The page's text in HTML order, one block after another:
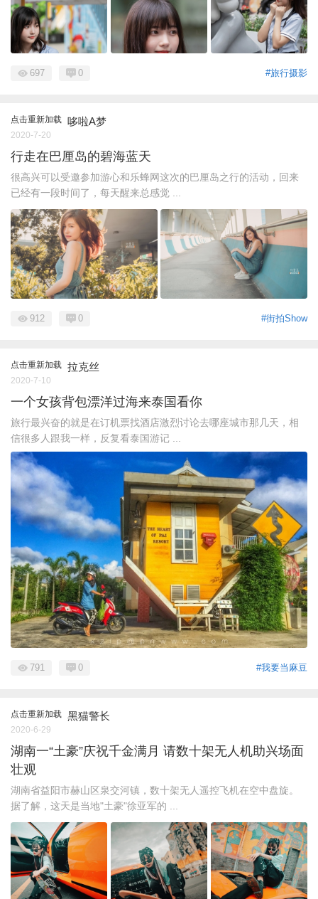
#旅行摄影
697 0
点击重新加载 哆啦A梦
2020-7-20
行走在巴厘岛的碧海蓝天
很高兴可以受邀参加游心和乐蜂网这次的巴厘岛之行的活动，回来
已经有一段时间了，每天醒来总感觉 ...
#街拍Show
912 0
点击重新加载 拉克丝
2020-7-10
一个女孩背包漂洋过海来泰国看你
旅行最兴奋的就是在订机票找酒店激烈讨论去哪座城市那几天，相
信很多人跟我一样，反复看泰国游记 ...
#我要当麻豆
791 0
点击重新加载 黑猫警长
2020-6-29
湖南一“土豪”庆祝千金满月 请数十架无人机助兴场面
壮观
湖南省益阳市赫山区泉交河镇，数十架无人遥控飞机在空中盘旋。
据了解，这天是当地"土豪"徐亚军的 ...